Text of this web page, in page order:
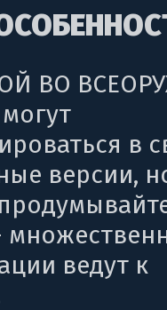
ВО
в
версии,
ведут к